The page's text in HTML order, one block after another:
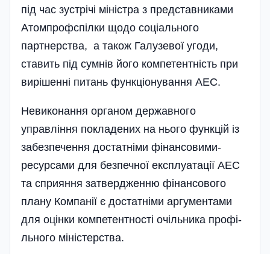
під час зустрічі міністра з представниками
Атомпрофспілки щодо соці­ального
партнерства, а також Галузевої угоди,
ставить під сумнів його компетентність при
вирішенні питань функціонування АЕС.
Невиконання органом державного
управління покладених на нього функцій із
забезпечення достатніми фінансовими­
ресурсами для безпечної експлуатації АЕС
та сприяння затвердженню фінансо­вого
плану Компанії є достатніми аргумен­тами
для оцінки компетентності очільни­ка про­фі­
льного міністерства.